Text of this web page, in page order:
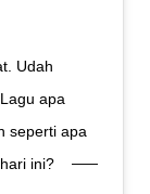
Udah
apa
seperti apa
ini?